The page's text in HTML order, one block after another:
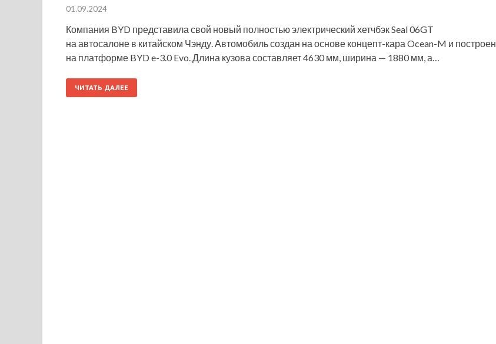
01.09.2024
Компания BYD представила свой новый полностью электрический хетчбэк Seal 06GT
на автосалоне в китайском Чэнду. Автомобиль создан на основе концепт-кара Ocean-M и построен
на платформе BYD e-3.0 Evo. Длина кузова составляет 4630 мм, ширина — 1880 мм, а…
ЧИТАТЬ ДАЛЕЕ